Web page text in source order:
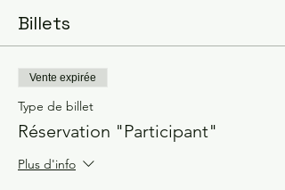
Billets
Vente expirée
Type de billet
Réservation "Participant"
Plus d'info